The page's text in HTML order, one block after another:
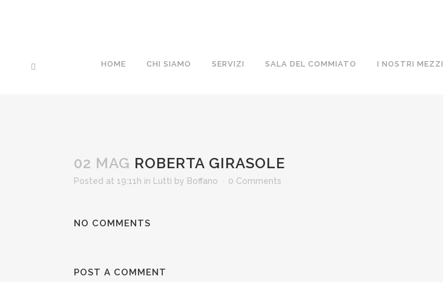
HOME CHI SIAMO SERVIZI SALA DEL COMMIATO I NOSTRI MEZZI
02 MAG ROBERTA GIRASOLE
Posted at 19:11h in Lutti by Boffano 0 Comments
NO COMMENTS
POST A COMMENT